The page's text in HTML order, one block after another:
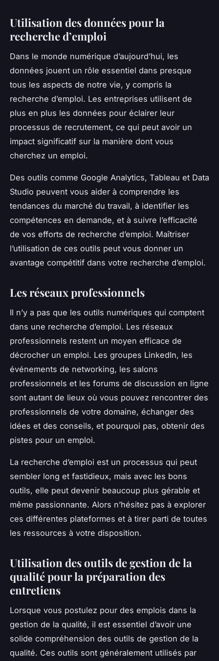
Utilisation des données pour la
recherche d’emploi
Dans le monde numérique d’aujourd’hui, les
données jouent un rôle essentiel dans presque
tous les aspects de notre vie, y compris la
recherche d’emploi. Les entreprises utilisent de
plus en plus les données pour éclairer leur
processus de recrutement, ce qui peut avoir un
impact significatif sur la manière dont vous
cherchez un emploi.
Des outils comme Google Analytics, Tableau et Data
Studio peuvent vous aider à comprendre les
tendances du marché du travail, à identifier les
compétences en demande, et à suivre l’efficacité
de vos efforts de recherche d’emploi. Maîtriser
l’utilisation de ces outils peut vous donner un
avantage compétitif dans votre recherche d’emploi.
Les réseaux professionnels
Il n’y a pas que les outils numériques qui comptent
dans une recherche d’emploi. Les réseaux
professionnels restent un moyen efficace de
décrocher un emploi. Les groupes LinkedIn, les
événements de networking, les salons
professionnels et les forums de discussion en ligne
sont autant de lieux où vous pouvez rencontrer des
professionnels de votre domaine, échanger des
idées et des conseils, et pourquoi pas, obtenir des
pistes pour un emploi.
La recherche d’emploi est un processus qui peut
sembler long et fastidieux, mais avec les bons
outils, elle peut devenir beaucoup plus gérable et
même passionnante. Alors n’hésitez pas à explorer
ces différentes plateformes et à tirer parti de toutes
les ressources à votre disposition.
Utilisation des outils de gestion de la
qualité pour la préparation des
entretiens
Lorsque vous postulez pour des emplois dans la
gestion de la qualité, il est essentiel d’avoir une
solide compréhension des outils de gestion de la
qualité. Ces outils sont généralement utilisés par